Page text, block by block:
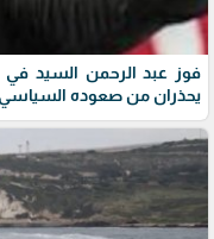
فوز عبد الرحمن السيد
يحذران من صعوده السياسي